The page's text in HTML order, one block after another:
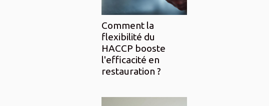
Comment la
flexibilité du
HACCP booste
l'efficacité en
restauration ?